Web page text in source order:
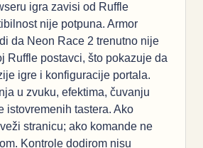
igra zavisi od Ruffle
nije potpuna. Armor
da Neon Race 2 trenutno nije
Ruffle postavci, što pokazuje da
igre i konfiguracije portala.
u zvuku, efektima, čuvanju
istovremenih tastera. Ako
stranicu; ako komande ne
Kontrole dodirom nisu